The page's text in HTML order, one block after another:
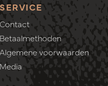
SERVICE
Contact
Betaalmethoden
Algemene voorwaarden
Media